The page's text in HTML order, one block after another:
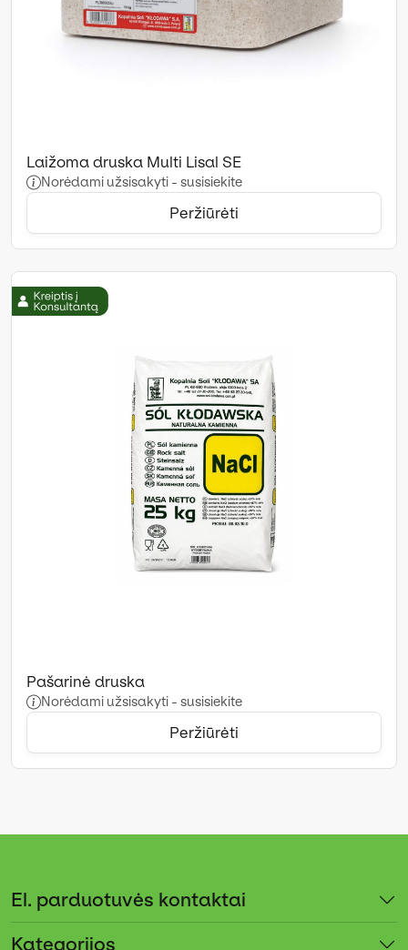
Laižoma druska Multi Lisal SE
Norėdami užsisakyti - susisiekite
Peržiūrėti
Pašarinė druska
Norėdami užsisakyti - susisiekite
Peržiūrėti
El. parduotuvės kontaktai
Kategorijos